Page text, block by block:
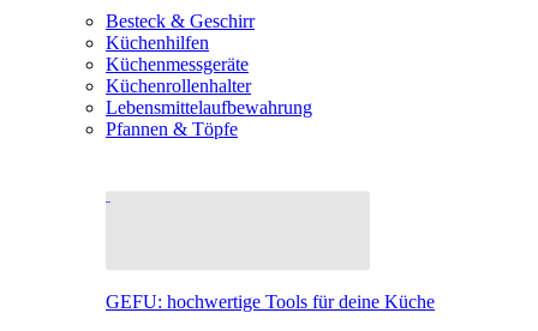
Besteck & Geschirr
Küchenhilfen
Küchenmessgeräte
Küchenrollenhalter
Lebensmittelaufbewahrung
Pfannen & Töpfe
GEFU: hochwertige Tools für deine Küche